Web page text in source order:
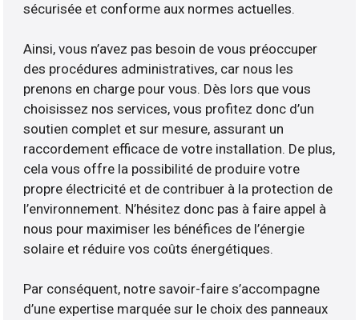
sécurisée et conforme aux normes actuelles.
Ainsi, vous n’avez pas besoin de vous préoccuper
des procédures administratives, car nous les
prenons en charge pour vous. Dès lors que vous
choisissez nos services, vous profitez donc d’un
soutien complet et sur mesure, assurant un
raccordement efficace de votre installation. De plus,
cela vous offre la possibilité de produire votre
propre électricité et de contribuer à la protection de
l’environnement. N’hésitez donc pas à faire appel à
nous pour maximiser les bénéfices de l’énergie
solaire et réduire vos coûts énergétiques.
Par conséquent, notre savoir-faire s’accompagne
d’une expertise marquée sur le choix des panneaux